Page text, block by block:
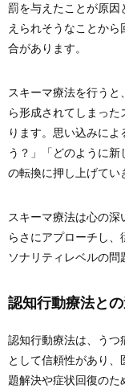
罰を与えたことが原因
えられそうなことか
合があります。
スキーマ療法を行う
ら形成されてしまっ
ります。思い込みに
う？」「どのように
の転換に押し上げてい
スキーマ療法は心の
らさにアプローチし
ソナリティレベルの問
認知行動療法と
認知行動療法は、うつ
として信頼性があり
題解決や症状回復の